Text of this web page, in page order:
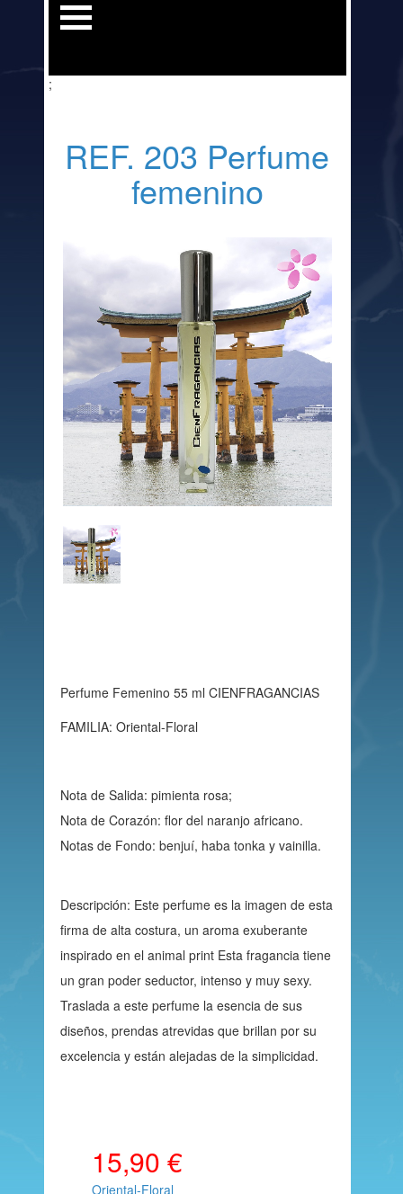
;
REF. 203 Perfume
femenino
Perfume Femenino 55 ml CIENFRAGANCIAS
FAMILIA: Oriental-Floral
Nota de Salida: pimienta rosa;
Nota de Corazón: flor del naranjo africano.
Notas de Fondo: benjuí, haba tonka y vainilla.
Descripción: Este perfume es la imagen de esta
firma de alta costura, un aroma exuberante
inspirado en el animal print Esta fragancia tiene
un gran poder seductor, intenso y muy sexy.
Traslada a este perfume la esencia de sus
diseños, prendas atrevidas que brillan por su
excelencia y están alejadas de la simplicidad.
15,90 €
Oriental-Floral